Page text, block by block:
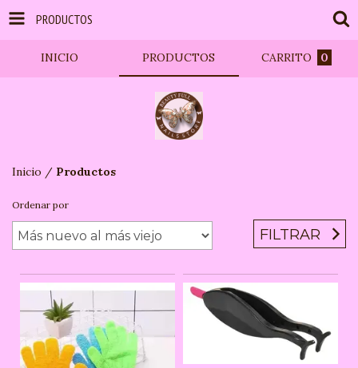
PRODUCTOS
INICIO PRODUCTOS CARRITO 0
Inicio / Productos
Ordenar por
FILTRAR